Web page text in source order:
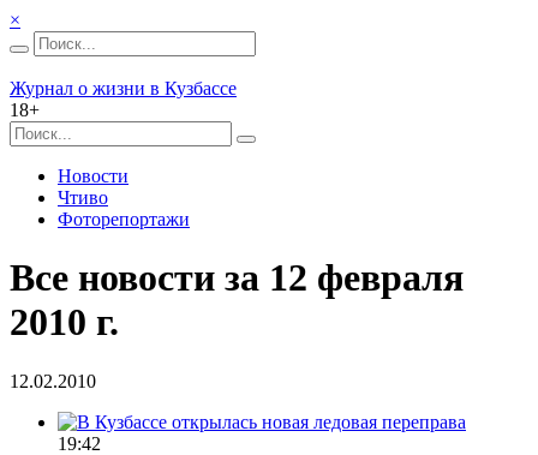
×
Журнал о жизни в Кузбассе
18+
Новости
Чтиво
Фоторепортажи
Все новости за 12 февраля
2010 г.
12.02.2010
19:42